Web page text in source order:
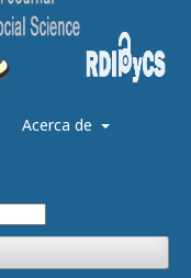
Acerca de